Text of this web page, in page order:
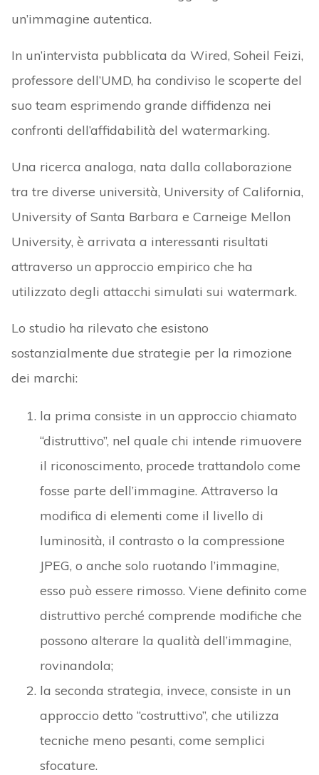
un’immagine autentica.
In un’intervista pubblicata da Wired, Soheil Feizi,
professore dell’UMD, ha condiviso le scoperte del
suo team esprimendo grande diffidenza nei
confronti dell’affidabilità del watermarking.
Una ricerca analoga, nata dalla collaborazione
tra tre diverse università, University of California,
University of Santa Barbara e Carneige Mellon
University, è arrivata a interessanti risultati
attraverso un approccio empirico che ha
utilizzato degli attacchi simulati sui watermark.
Lo studio ha rilevato che esistono
sostanzialmente due strategie per la rimozione
dei marchi:
la prima consiste in un approccio chiamato
“distruttivo”, nel quale chi intende rimuovere
il riconoscimento, procede trattandolo come
fosse parte dell’immagine. Attraverso la
modifica di elementi come il livello di
luminosità, il contrasto o la compressione
JPEG, o anche solo ruotando l’immagine,
esso può essere rimosso. Viene definito come
distruttivo perché comprende modifiche che
possono alterare la qualità dell’immagine,
rovinandola;
la seconda strategia, invece, consiste in un
approccio detto “costruttivo”, che utilizza
tecniche meno pesanti, come semplici
sfocature.